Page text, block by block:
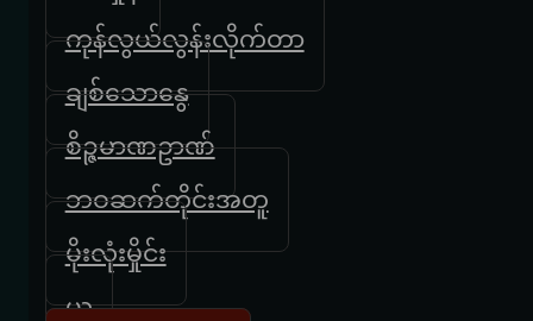
ကုန်လွယ်လွန်းလိုက်တာ
ချစ်သောနွေ
စိဉ္ဇမာဏဥာဏ်
ဘဝဆက်တိုင်းအတူ
မိုးလုံးမှိုင်း
ယု